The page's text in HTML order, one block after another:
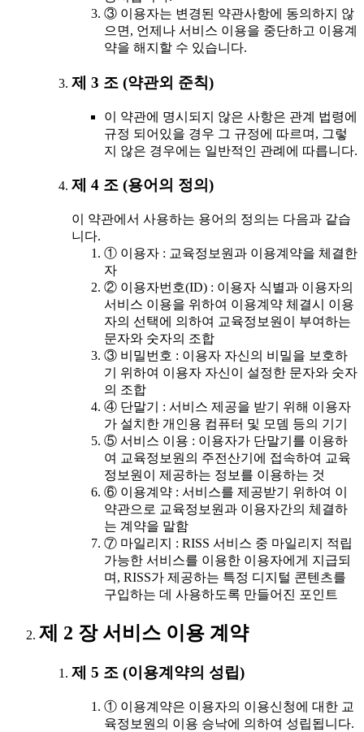
③ 이용자는 변경된 약관사항에 동의하지 않
으면, 언제나 서비스 이용을 중단하고 이용계
약을 해지할 수 있습니다.
제 3 조 (약관외 준칙)
이 약관에 명시되지 않은 사항은 관계 법령에
규정 되어있을 경우 그 규정에 따르며, 그렇
지 않은 경우에는 일반적인 관례에 따릅니다.
제 4 조 (용어의 정의)
이 약관에서 사용하는 용어의 정의는 다음과 같습
니다.
① 이용자 : 교육정보원과 이용계약을 체결한
자
② 이용자번호(ID) : 이용자 식별과 이용자의
서비스 이용을 위하여 이용계약 체결시 이용
자의 선택에 의하여 교육정보원이 부여하는
문자와 숫자의 조합
③ 비밀번호 : 이용자 자신의 비밀을 보호하
기 위하여 이용자 자신이 설정한 문자와 숫자
의 조합
④ 단말기 : 서비스 제공을 받기 위해 이용자
가 설치한 개인용 컴퓨터 및 모뎀 등의 기기
⑤ 서비스 이용 : 이용자가 단말기를 이용하
여 교육정보원의 주전산기에 접속하여 교육
정보원이 제공하는 정보를 이용하는 것
⑥ 이용계약 : 서비스를 제공받기 위하여 이
약관으로 교육정보원과 이용자간의 체결하
는 계약을 말함
⑦ 마일리지 : RISS 서비스 중 마일리지 적립
가능한 서비스를 이용한 이용자에게 지급되
며, RISS가 제공하는 특정 디지털 콘텐츠를
구입하는 데 사용하도록 만들어진 포인트
제 2 장 서비스 이용 계약
제 5 조 (이용계약의 성립)
① 이용계약은 이용자의 이용신청에 대한 교
육정보원의 이용 승낙에 의하여 성립됩니다.